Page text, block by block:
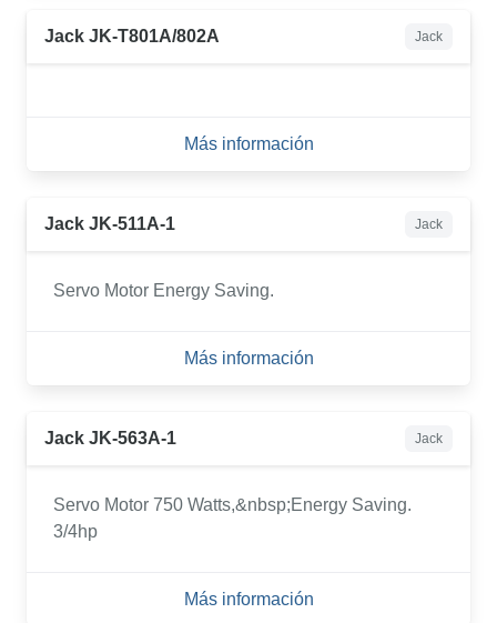
Jack JK-T801A/802A Jack
Más información
Jack JK-511A-1 Jack
Servo Motor Energy Saving.
Más información
Jack JK-563A-1 Jack
Servo Motor 750 Watts,&nbsp;Energy Saving.
3/4hp
Más información